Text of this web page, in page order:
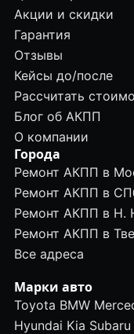
Акции и скидки
Гарантия
Отзывы
Кейсы до/после
Рассчитать
Блог об АКПП
О компании
Города
Ремонт АКПП в
Ремонт АКПП в
Ремонт АКПП в Н.
Ремонт АКПП в
Все адреса
Марки авто
Toyota BMW
Hyundai Kia Subaru